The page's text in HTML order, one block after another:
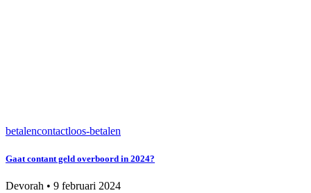
betalencontactloos-betalen
Gaat contant geld overboord in 2024?
Devorah • 9 februari 2024